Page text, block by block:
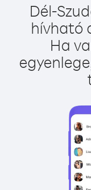
Dél-
hívható
Ha